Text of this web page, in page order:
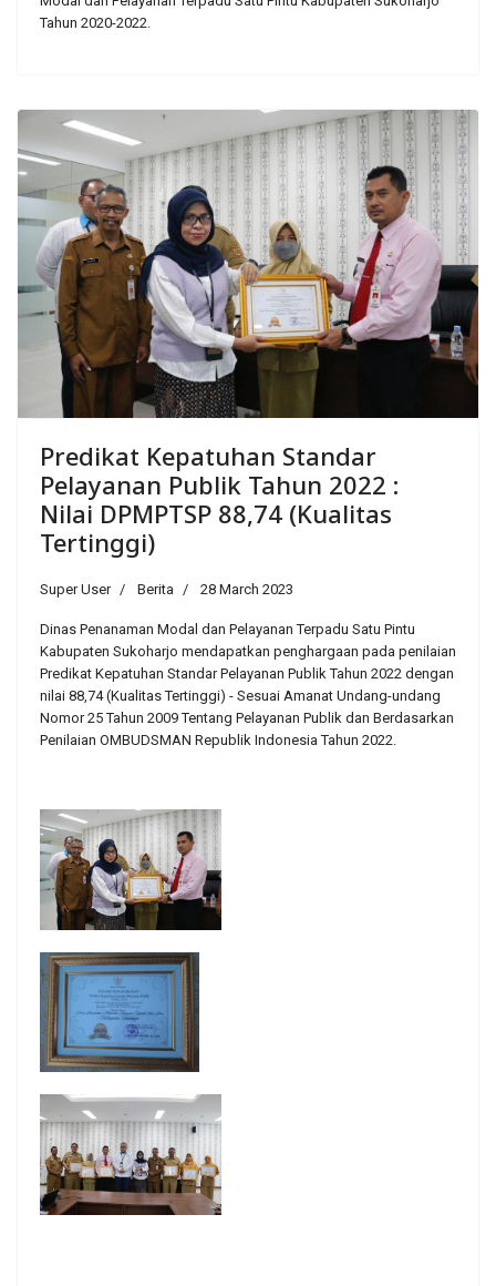
Tahun 2020-2022.
Predikat Kepatuhan Standar
Pelayanan Publik Tahun 2022 :
Nilai DPMPTSP 88,74 (Kualitas
Tertinggi)
Super User Berita 28 March 2023
Dinas Penanaman Modal dan Pelayanan Terpadu Satu Pintu
Kabupaten Sukoharjo mendapatkan penghargaan pada penilaian
Predikat Kepatuhan Standar Pelayanan Publik Tahun 2022 dengan
nilai 88,74 (Kualitas Tertinggi) - Sesuai Amanat Undang-undang
Nomor 25 Tahun 2009 Tentang Pelayanan Publik dan Berdasarkan
Penilaian OMBUDSMAN Republik Indonesia Tahun 2022.